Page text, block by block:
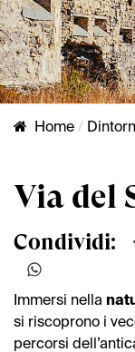
Home
Via del
Condividi:
Immersi nella
si riscoprono i
percorsi